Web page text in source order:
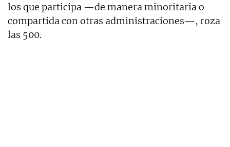
los que participa —de manera minoritaria o
compartida con otras administraciones—, roza
las 500.